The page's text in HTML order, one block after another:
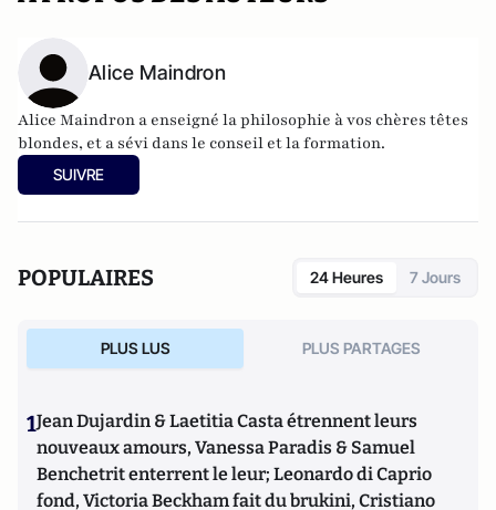
Alice Maindron
Alice Maindron a enseigné la philosophie à vos chères têtes
blondes, et a sévi dans le conseil et la formation.
SUIVRE
POPULAIRES 24 Heures 7 Jours
PLUS LUS PLUS PARTAGES
1Jean Dujardin & Laetitia Casta étrennent leurs
nouveaux amours, Vanessa Paradis & Samuel
Benchetrit enterrent le leur; Leonardo di Caprio
fond, Victoria Beckham fait du brukini, Cristiano